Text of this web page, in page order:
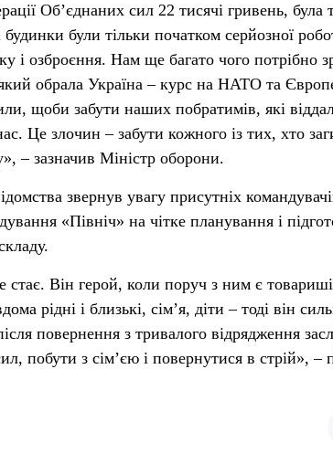
Об’єднаних сил 22 тисячі гривень,
були тільки початком серйозної
і озброєння. Нам ще багато чого потрібно
обрала Україна – курс на НАТО та
щоби забути наших побратимів, які
Це злочин – забути кожного із тих, хто
– зазначив Міністр оборони.
звернув увагу присутніх
«Північ» на чітке планування і
стає. Він герой, коли поруч з ним є
рідні і близькі, сім’я, діти – тоді він
повернення з тривалого відрядження
побути з сім’єю і повернутися в стрій», –